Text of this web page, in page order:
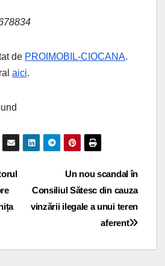
de PROIMOBIL-CIOCANA.
aici.
Un nou scandal în
Consiliul Sătesc din cauza
vinzării ilegale a unui teren
aferent